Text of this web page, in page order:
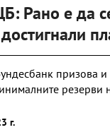
Рано е да
призова
резерви
г.